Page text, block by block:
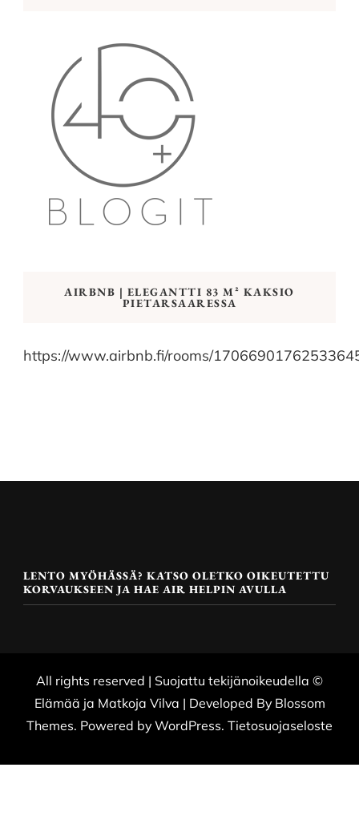
AIRBNB | ELEGANTTI 83 M² KAKSIO
PIETARSAARESSA
https://www.airbnb.fi/rooms/
LENTO MYÖHÄSSÄ? KATSO OLETKO OIKEUTETTU
KORVAUKSEEN JA HAE AIR HELPIN AVULLA
All rights reserved | Suojattu tekijänoikeudella ©
Elämää ja Matkoja Vilva | Developed By Blossom
Themes. Powered byWordPress. Tietosuojaseloste